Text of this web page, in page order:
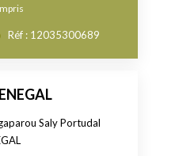
Réf : 12035300689
Saly Portudal